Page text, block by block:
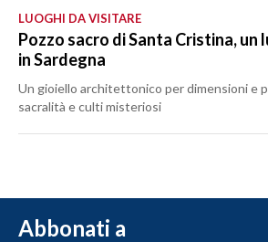
LUOGHI DA VISITARE
Pozzo sacro di Santa Cristina, un
in Sardegna
Un gioiello architettonico per dimensioni e
sacralità e culti misteriosi
Abbonati a